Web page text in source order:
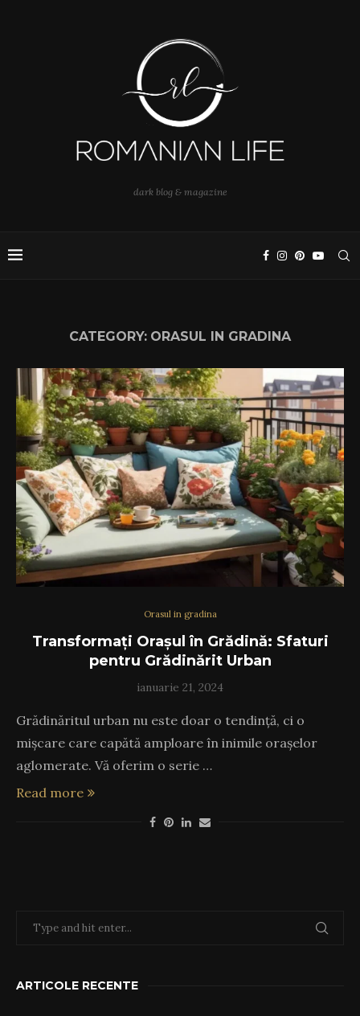
dark blog & magazine
CATEGORY: ORASUL IN GRADINA
Orasul in gradina
Transformați Orașul în Grădină: Sfaturi
pentru Grădinărit Urban
ianuarie 21, 2024
Grădinăritul urban nu este doar o tendință, ci o
mișcare care capătă amploare în inimile orașelor
aglomerate. Vă oferim o serie …
Read more
ARTICOLE RECENTE